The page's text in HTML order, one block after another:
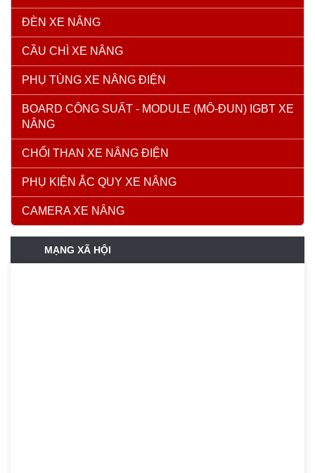
ĐÈN XE NÂNG
CẦU CHÌ XE NÂNG
PHỤ TÙNG XE NÂNG ĐIỆN
BOARD CÔNG SUẤT - MODULE (MÔ-ĐUN) IGBT XE
NÂNG
CHỔI THAN XE NÂNG ĐIỆN
PHỤ KIỆN ẮC QUY XE NÂNG
CAMERA XE NÂNG
MẠNG XÃ HỘI